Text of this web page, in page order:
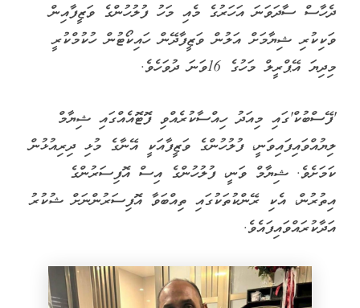
ދެހާސް ސާދަވަނަ އަހަރުގެ މެއި މަހު ފުލުހުންގެ ވަޒީފާއިން
ވަކިކުރި ޝިޔާމަށް އަލުން ވަޒީފާދޭން ހައިކޯޓުން ހުކުމްކުރީ
މިދިޔަ އޭޕްރީލް މަހުގެ 16ވަނަ ދުވަހެވެ.
'ފޭސްބުކް'ގައި މިއަދު ހިއްސާކުރެއްވި ފޮޓޮއެއްގައި ޝިޔާމް
ލިޔުއްވައިފައިވަނީ، ފުލުހުންގެ ވަޒީފާއަކީ އޭނާގެ މުޅި ދިރިއުޅުން
ކަމަށެވެ. ޝިޔާމް ވަނީ، ފުލުހުންގެ އިސް އޮފިސަރުންގެ
އިތުރުން، އެކި ރޭންކުތަކުގައި ތިއްބަވާ އޮފިސަރުންނަށް ޝުކުރު
އަދާކުރައްވައިފައެވެ.